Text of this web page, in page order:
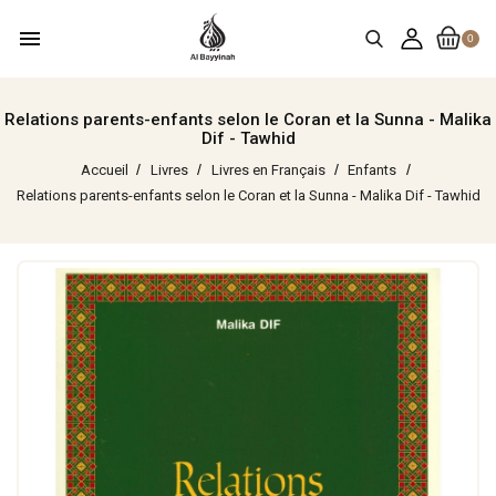
0
menu
Relations parents-enfants selon le Coran et la Sunna - Malika
Dif - Tawhid
Accueil Livres Livres en Français
Enfants
Relations parents-enfants selon le Coran et la Sunna - Malika Dif - Tawhid